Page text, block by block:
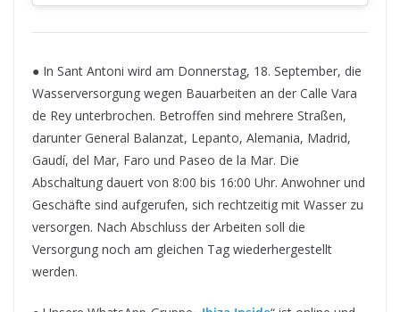
● In Sant Antoni wird am Donnerstag, 18. September, die
Wasserversorgung wegen Bauarbeiten an der Calle Vara
de Rey unterbrochen. Betroffen sind mehrere Straßen,
darunter General Balanzat, Lepanto, Alemania, Madrid,
Gaudí, del Mar, Faro und Paseo de la Mar. Die
Abschaltung dauert von 8:00 bis 16:00 Uhr. Anwohner und
Geschäfte sind aufgerufen, sich rechtzeitig mit Wasser zu
versorgen. Nach Abschluss der Arbeiten soll die
Versorgung noch am gleichen Tag wiederhergestellt
werden.